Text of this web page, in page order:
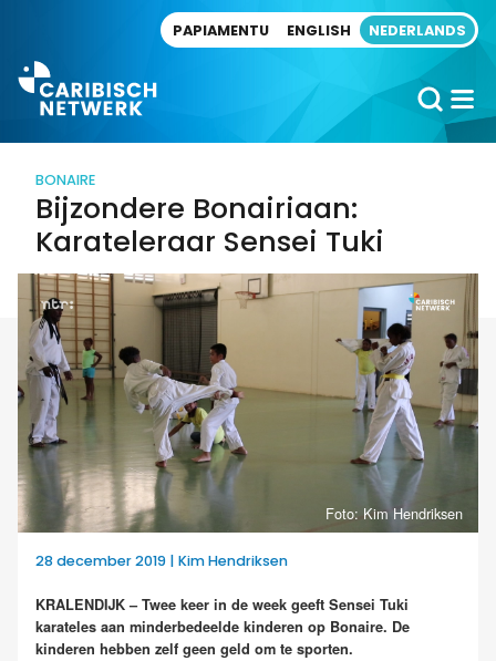
PAPIAMENTU ENGLISH NEDERLANDS
BONAIRE
Bijzondere Bonairiaan:
Karateleraar Sensei Tuki
Foto: Kim Hendriksen
28 december 2019 | Kim Hendriksen
KRALENDIJK – Twee keer in de week geeft Sensei Tuki
karateles aan minderbedeelde kinderen op Bonaire. De
kinderen hebben zelf geen geld om te sporten.